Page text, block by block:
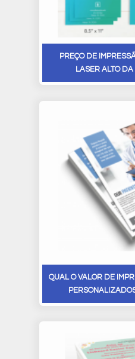
PREÇO DE
LASER ALTO
QUAL O VALOR DE